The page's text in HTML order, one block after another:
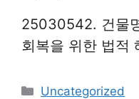
25030542. 건물
회복을 위한 법적
Categories
Uncategorized